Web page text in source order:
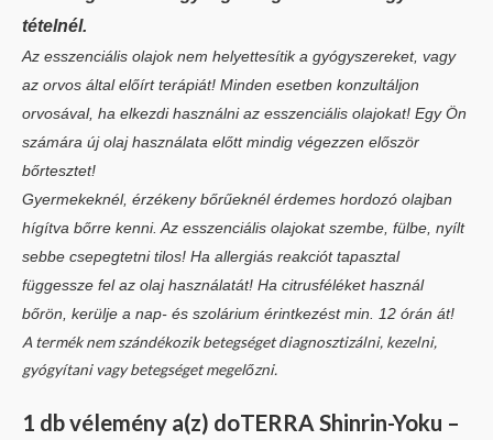
tételnél.
Az esszenciális olajok nem helyettesítik a gyógyszereket, vagy
az orvos által előírt terápiát! Minden esetben konzultáljon
orvosával, ha elkezdi használni az esszenciális olajokat! Egy Ön
számára új olaj használata előtt mindig végezzen először
bőrtesztet!
Gyermekeknél, érzékeny bőrűeknél érdemes hordozó olajban
hígítva bőrre kenni. Az esszenciális olajokat szembe, fülbe, nyílt
sebbe csepegtetni tilos! Ha allergiás reakciót tapasztal
függessze fel az olaj használatát! Ha citrusféléket használ
bőrön, kerülje a nap- és szolárium érintkezést min. 12 órán át!
A termék nem szándékozik betegséget diagnosztizálni, kezelni,
gyógyítani vagy betegséget megelőzni.
1 db vélemény a(z) doTERRA Shinrin-Yoku –